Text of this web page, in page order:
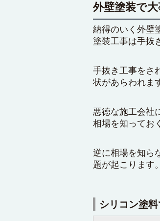
外壁塗装で
納得のいく外壁
塗装工事は手抜
手抜き工事をさ
状があらわれま
悪徳な施工会社
相場を知ってお
逆に相場を知ら
題が起こります
シリコン塗